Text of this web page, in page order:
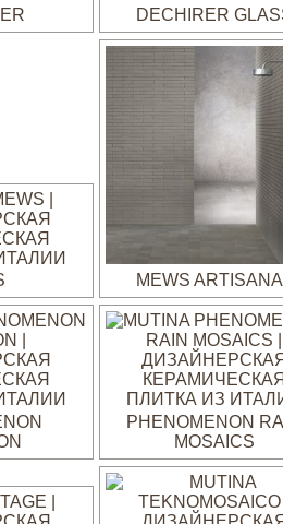
DECHIRER
MEWS
PHENOMENON
MOSAICS